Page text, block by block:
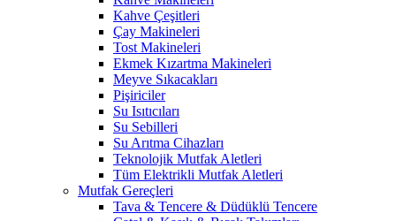
Kahve Çeşitleri
Çay Makineleri
Tost Makineleri
Ekmek Kızartma Makineleri
Meyve Sıkacakları
Pişiriciler
Su Isıtıcıları
Su Sebilleri
Su Arıtma Cihazları
Teknolojik Mutfak Aletleri
Tüm Elektrikli Mutfak Aletleri
Mutfak Gereçleri
Tava & Tencere & Düdüklü Tencere